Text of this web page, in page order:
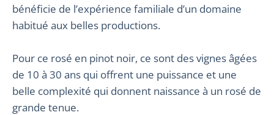
bénéficie de l’expérience familiale d’un domaine
habitué aux belles productions.
Pour ce rosé en pinot noir, ce sont des vignes âgées
de 10 à 30 ans qui offrent une puissance et une
belle complexité qui donnent naissance à un rosé de
grande tenue.